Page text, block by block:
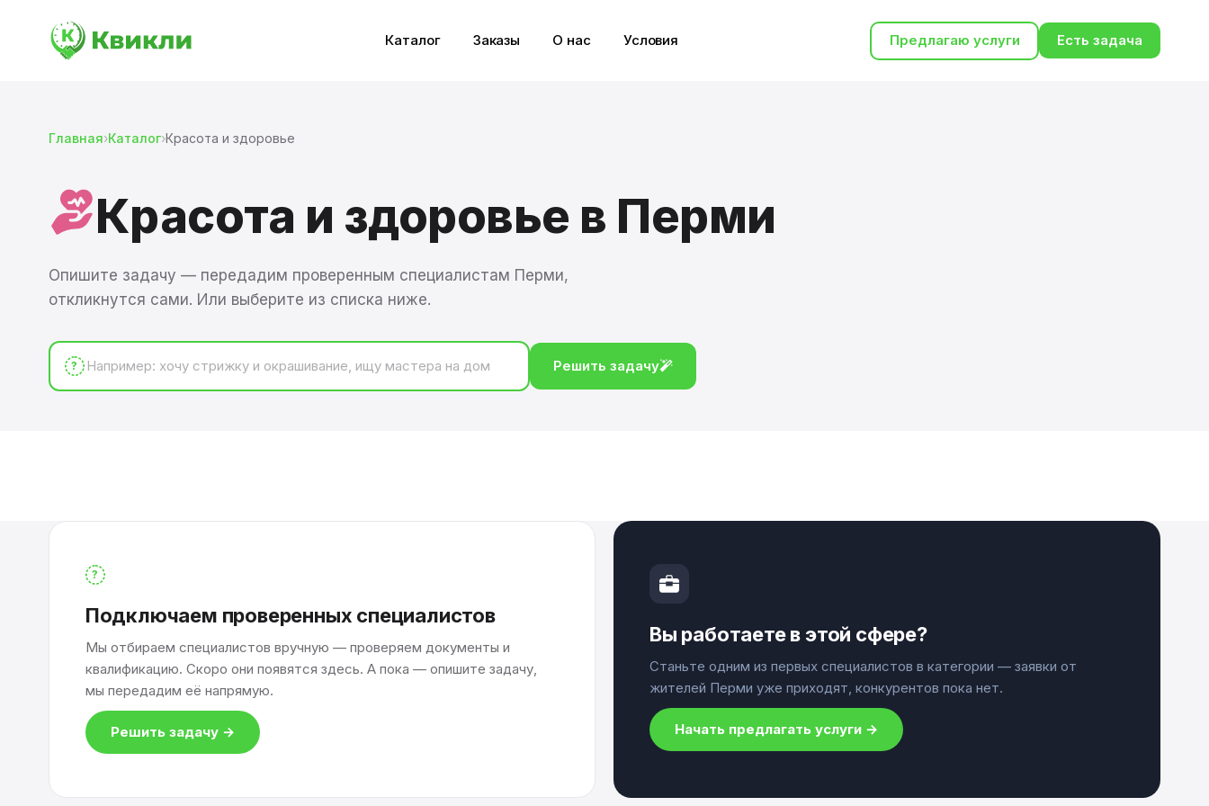
Каталог Заказы О нас Условия Предлагаю услуги Есть задача
Главная›Каталог›Красота и здоровье
Красота и здоровье в Перми
Опишите задачу — передадим проверенным специалистам Перми,
откликнутся сами. Или выберите из списка ниже.
? Решить задачу
?
Подключаем проверенных специалистов
Мы отбираем специалистов вручную — проверяем документы и
квалификацию. Скоро они появятся здесь. А пока — опишите задачу,
мы передадим её напрямую.
Решить задачу →
Вы работаете в этой сфере?
Станьте одним из первых специалистов в категории — заявки от
жителей Перми уже приходят, конкурентов пока нет.
Начать предлагать услуги →